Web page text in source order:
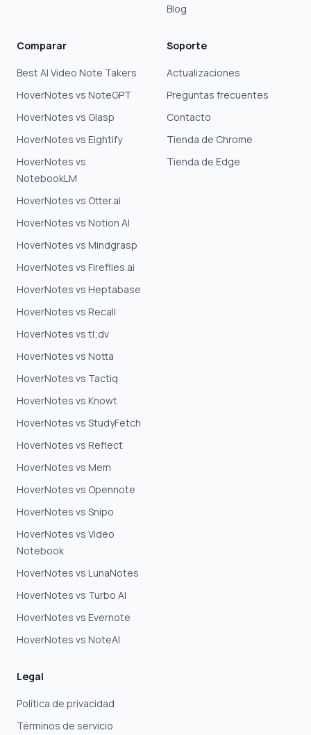
Blog
Comparar
Best AI Video Note Takers
HoverNotes vs NoteGPT
HoverNotes vs Glasp
HoverNotes vs Eightify
HoverNotes vs
NotebookLM
HoverNotes vs Otter.ai
HoverNotes vs Notion AI
HoverNotes vs Mindgrasp
HoverNotes vs Fireflies.ai
HoverNotes vs Heptabase
HoverNotes vs Recall
HoverNotes vs tl;dv
HoverNotes vs Notta
HoverNotes vs Tactiq
HoverNotes vs Knowt
HoverNotes vs StudyFetch
HoverNotes vs Reflect
HoverNotes vs Mem
HoverNotes vs Opennote
HoverNotes vs Snipo
HoverNotes vs Video
Notebook
HoverNotes vs LunaNotes
HoverNotes vs Turbo AI
HoverNotes vs Evernote
HoverNotes vs NoteAI
Soporte
Actualizaciones
Preguntas frecuentes
Contacto
Tienda de Chrome
Tienda de Edge
Legal
Política de privacidad
Términos de servicio